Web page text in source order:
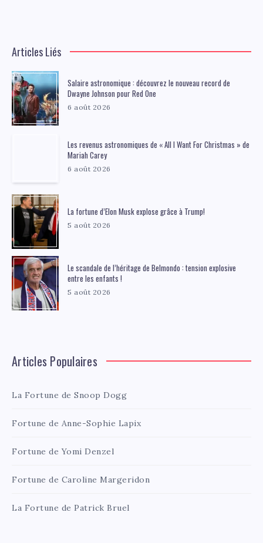
Articles Liés
Salaire astronomique : découvrez le nouveau record de
Dwayne Johnson pour Red One
6 août 2026
Les revenus astronomiques de « All I Want For Christmas » de
Mariah Carey
6 août 2026
La fortune d’Elon Musk explose grâce à Trump!
5 août 2026
Le scandale de l’héritage de Belmondo : tension explosive
entre les enfants !
5 août 2026
Articles Populaires
La Fortune de Snoop Dogg
Fortune de Anne-Sophie Lapix
Fortune de Yomi Denzel
Fortune de Caroline Margeridon
La Fortune de Patrick Bruel